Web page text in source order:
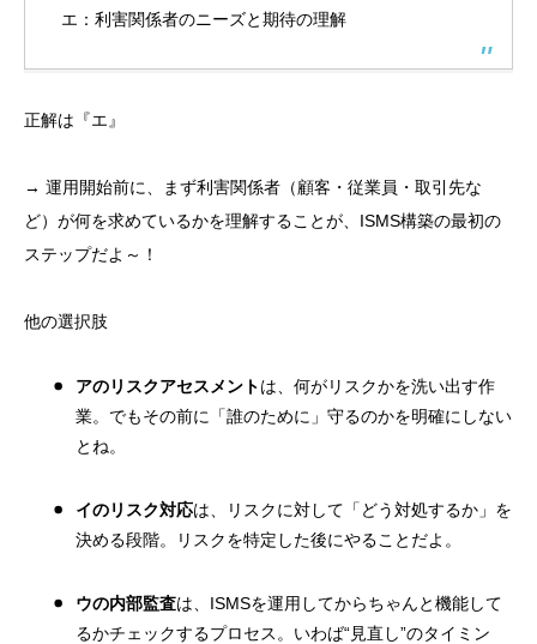
エ：利害関係者のニーズと期待の理解
正解は『エ』
→ 運用開始前に、まず利害関係者（顧客・従業員・取引先な
ど）が何を求めているかを理解することが、ISMS構築の最初の
ステップだよ～！
他の選択肢
アのリスクアセスメントは、何がリスクかを洗い出す作
業。でもその前に「誰のために」守るのかを明確にしない
とね。
イのリスク対応は、リスクに対して「どう対処するか」を
決める段階。リスクを特定した後にやることだよ。
ウの内部監査は、ISMSを運用してからちゃんと機能して
るかチェックするプロセス。いわば“見直し”のタイミン